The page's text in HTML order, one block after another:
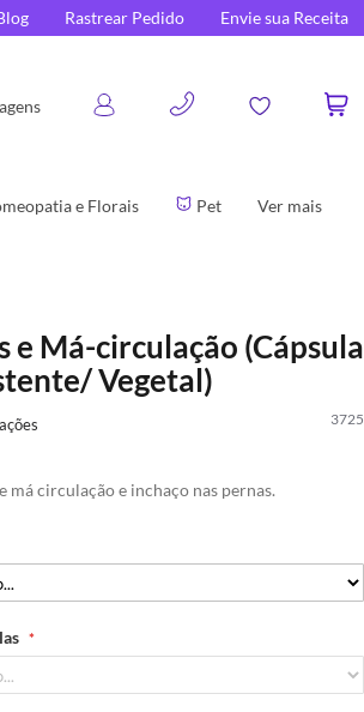
Rastrear Pedido Envie sua Receita
0
e Florais Pet Ver mais
e Má-circulação (Cápsula
Vegetal)
3725
má circulação e inchaço nas pernas.